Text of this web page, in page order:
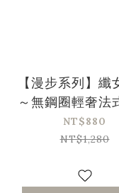
【漫步系列】纖
～無鋼圈輕奢法
三角杯內衣-膚
(32/70-36/80
NT$880
NT$1,280